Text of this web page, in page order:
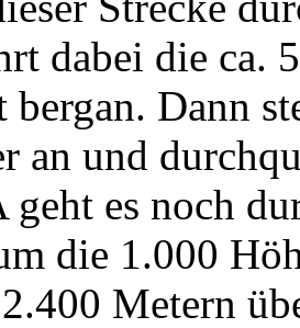
dabei die ca.
bergan. Dann
an und
geht es noch
die 1.000
Metern